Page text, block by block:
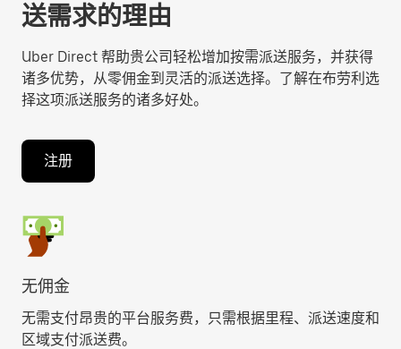
送需求的理由
Uber Direct 帮助贵公司轻松增加按需派送服务，并获得
诸多优势，从零佣金到灵活的派送选择。了解在布劳利选
择这项派送服务的诸多好处。
注册
无佣金
无需支付昂贵的平台服务费，只需根据里程、派送速度和
区域支付派送费。